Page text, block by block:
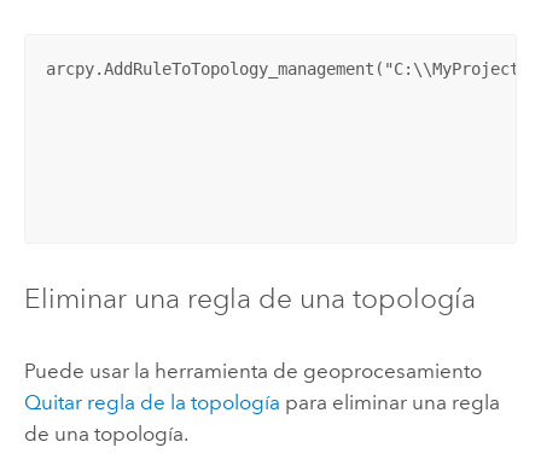
Eliminar una regla de una topología
Puede usar la herramienta de geoprocesamiento
Quitar regla de la topología para eliminar una regla
de una topología.